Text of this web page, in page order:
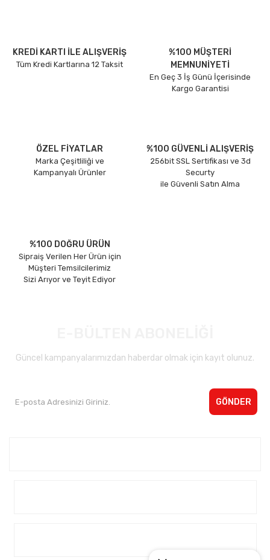
KREDİ KARTI İLE ALIŞVERİŞ
Tüm Kredi Kartlarına 12 Taksit
%100 MÜŞTERİ
MEMNUNİYETİ
En Geç 3 İş Günü İçerisinde
Kargo Garantisi
ÖZEL FİYATLAR
Marka Çeşitliliği ve
Kampanyalı Ürünler
%100 GÜVENLİ ALIŞVERİŞ
256bit SSL Sertifikası ve 3d
Securty
ile Güvenli Satın Alma
%100 DOĞRU ÜRÜN
Sipraiş Verilen Her Ürün için
Müşteri Temsilcilerimiz
Sizi Arıyor ve Teyit Ediyor
Güncel kampanyalarımızdan haberdar olmak için kayıt olunuz.
GÖNDER